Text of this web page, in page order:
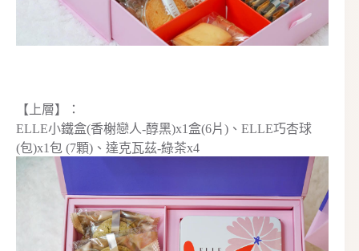
【上層】：
ELLE小鐵盒(香榭戀人-醇黑)x1盒(6片)、ELLE巧杏球
(包)x1包 (7顆)、達克瓦茲-綠茶x4